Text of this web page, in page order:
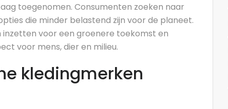
toegenomen. Consumenten zoeken naar
die minder belastend zijn voor de planeet.
inzetten voor een groenere toekomst en
voor mens, dier en milieu.
kledingmerken